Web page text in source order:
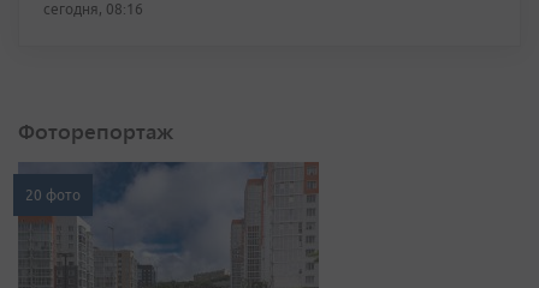
сегодня, 08:16
Фоторепортаж
20 фото